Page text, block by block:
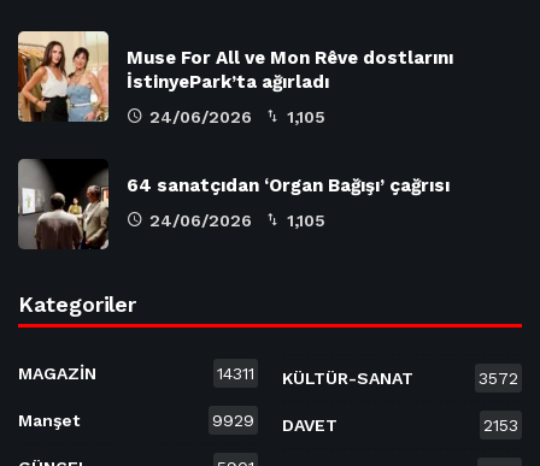
Muse For All ve Mon Rêve dostlarını
İstinyePark’ta ağırladı
24/06/2026 1,105
64 sanatçıdan ‘Organ Bağışı’ çağrısı
24/06/2026 1,105
Kategoriler
MAGAZİN 14311
Manşet 9929
KÜLTÜR-SANAT 3572
DAVET 2153